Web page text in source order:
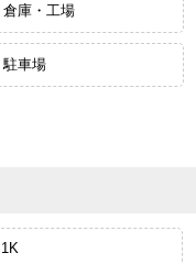
倉庫・工場
駐車場
1K